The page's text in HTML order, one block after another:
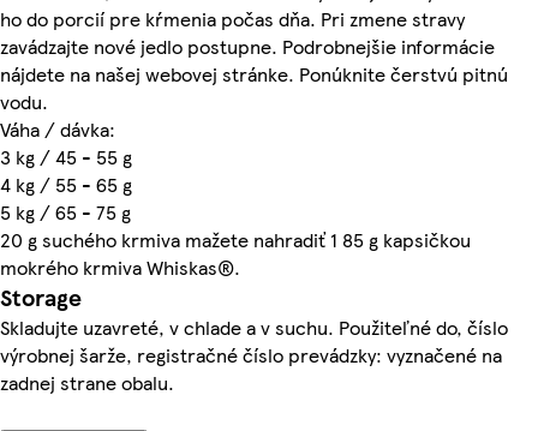
ho do porcií pre kŕmenia počas dňa. Pri zmene stravy
zavádzajte nové jedlo postupne. Podrobnejšie informácie
nájdete na našej webovej stránke. Ponúknite čerstvú pitnú
vodu.
Váha / dávka:
3 kg / 45 - 55 g
4 kg / 55 - 65 g
5 kg / 65 - 75 g
20 g suchého krmiva mažete nahradiť 1 85 g kapsičkou
mokrého krmiva Whiskas®.
Storage
Skladujte uzavreté, v chlade a v suchu. Použiteľné do, číslo
výrobnej šarže, registračné číslo prevádzky: vyznačené na
zadnej strane obalu.